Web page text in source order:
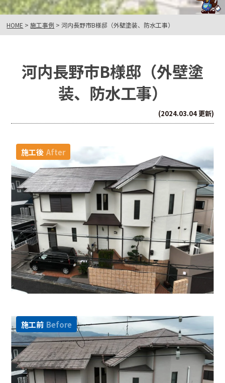
HOME >施工事例 >河内長野市B様邸（外壁塗装、防水工事）
河内長野市B様邸（外壁塗
装、防水工事）
(2024.03.04 更新)
施工後 After
施工前 Before